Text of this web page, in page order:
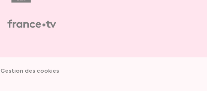
Gestion des cookies